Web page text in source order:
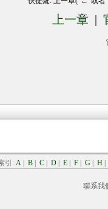
上一章 |
引: A B C D E F G H
聯系我